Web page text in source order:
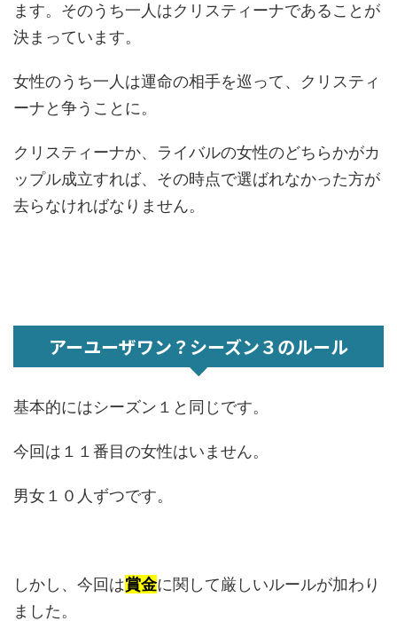
ます。そのうち一人はクリスティーナであることが
決まっています。
女性のうち一人は運命の相手を巡って、クリスティ
ーナと争うことに。
クリスティーナか、ライバルの女性のどちらかがカ
ップル成立すれば、その時点で選ばれなかった方が
去らなければなりません。
アーユーザワン？シーズン３のルール
基本的にはシーズン１と同じです。
今回は１１番目の女性はいません。
男女１０人ずつです。
しかし、今回は賞金に関して厳しいルールが加わり
ました。